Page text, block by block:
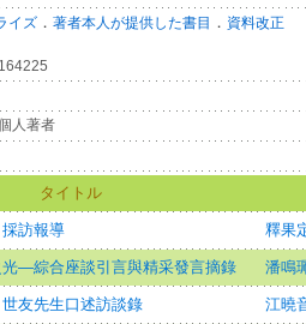
イズ． 著者本人が提供した書目 ． 資料改正
164225
人著者
タイトル
採訪報導 釋果
—綜合座談引言與精采發言摘錄 潘鳴
友先生口述訪談錄 江曉